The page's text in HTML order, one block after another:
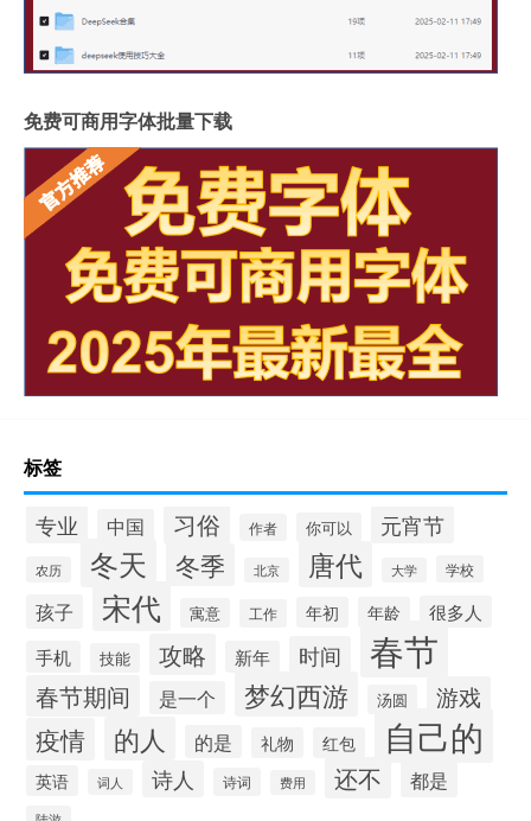
免费可商用字体批量下载
标签
专业 中国 习俗 作者 你可以 元宵节
农历 冬天 冬季 北京 唐代 大学 学校
孩子 宋代 寓意 工作 年初 年龄
很多人
手机
技能 攻略 新年 时间 春节
春节期间 是一个 梦幻西游 汤圆 游戏
疫情 的人 的是 礼物 红包 自己的
英语 词人 诗人 诗词 费用 还不 都是